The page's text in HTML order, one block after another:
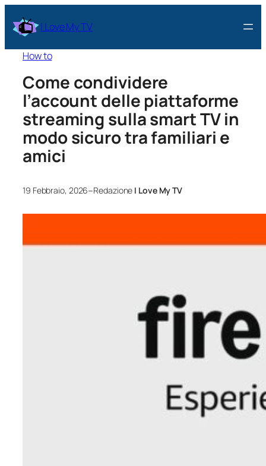
I Love My TV
How to
Come condividere
l’account delle piattaforme
streaming sulla smart TV in
modo sicuro tra familiari e
amici
19 Febbraio, 2026–Redazione I Love My TV